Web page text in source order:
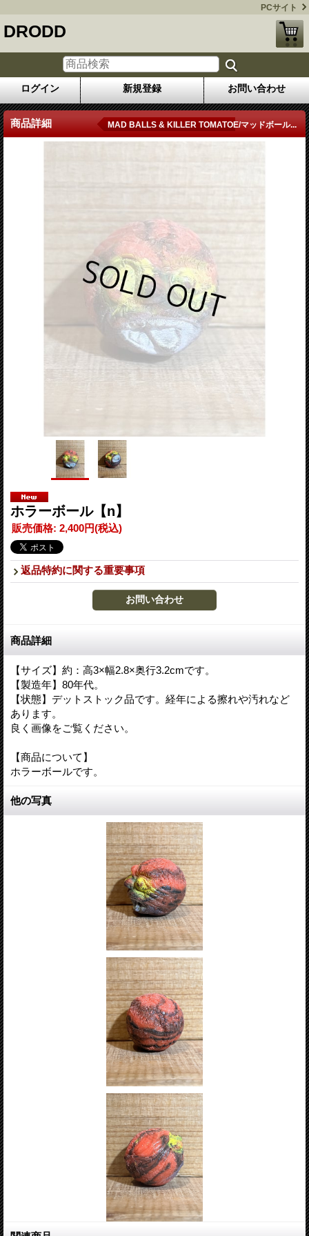
PCサイト
DRODD
ログイン 新規登録 お問い合わせ
商品詳細 MAD BALLS & KILLER TOMATOE/マッドボール...
ホラーボール【n】
販売価格: 2,400円(税込)
返品特約に関する重要事項
商品詳細
【サイズ】約：高3×幅2.8×奥行3.2cmです。
【製造年】80年代。
【状態】デットストック品です。経年による擦れや汚れなど
あります。
良く画像をご覧ください。
【商品について】
ホラーボールです。
他の写真